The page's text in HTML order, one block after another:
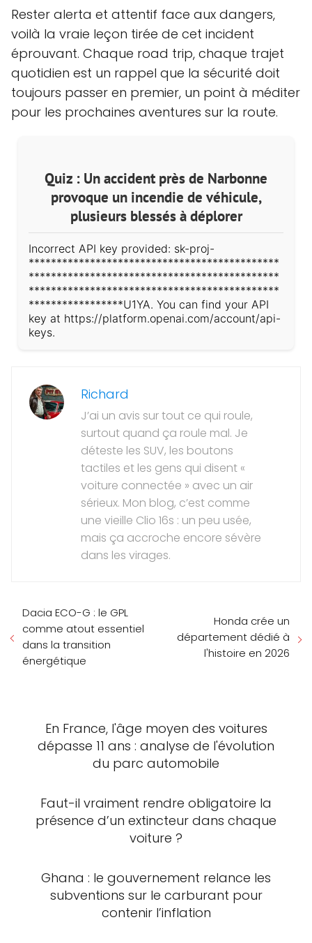
Rester alerta et attentif face aux dangers,
voilà la vraie leçon tirée de cet incident
éprouvant. Chaque road trip, chaque trajet
quotidien est un rappel que la sécurité doit
toujours passer en premier, un point à méditer
pour les prochaines aventures sur la route.
Quiz : Un accident près de Narbonne
provoque un incendie de véhicule,
plusieurs blessés à déplorer
Incorrect API key provided: sk-proj-
*********************************************
*********************************************
*********************************************
*****************U1YA. You can find your API
key at https://platform.openai.com/account/api-
keys.
Richard
J’ai un avis sur tout ce qui roule,
surtout quand ça roule mal. Je
déteste les SUV, les boutons
tactiles et les gens qui disent «
voiture connectée » avec un air
sérieux. Mon blog, c’est comme
une vieille Clio 16s : un peu usée,
mais ça accroche encore sévère
dans les virages.
Dacia ECO-G : le GPL
comme atout essentiel
dans la transition
énergétique
Honda crée un
département dédié à
l'histoire en 2026
En France, l'âge moyen des voitures
dépasse 11 ans : analyse de l'évolution
du parc automobile
Faut-il vraiment rendre obligatoire la
présence d’un extincteur dans chaque
voiture ?
Ghana : le gouvernement relance les
subventions sur le carburant pour
contenir l’inflation